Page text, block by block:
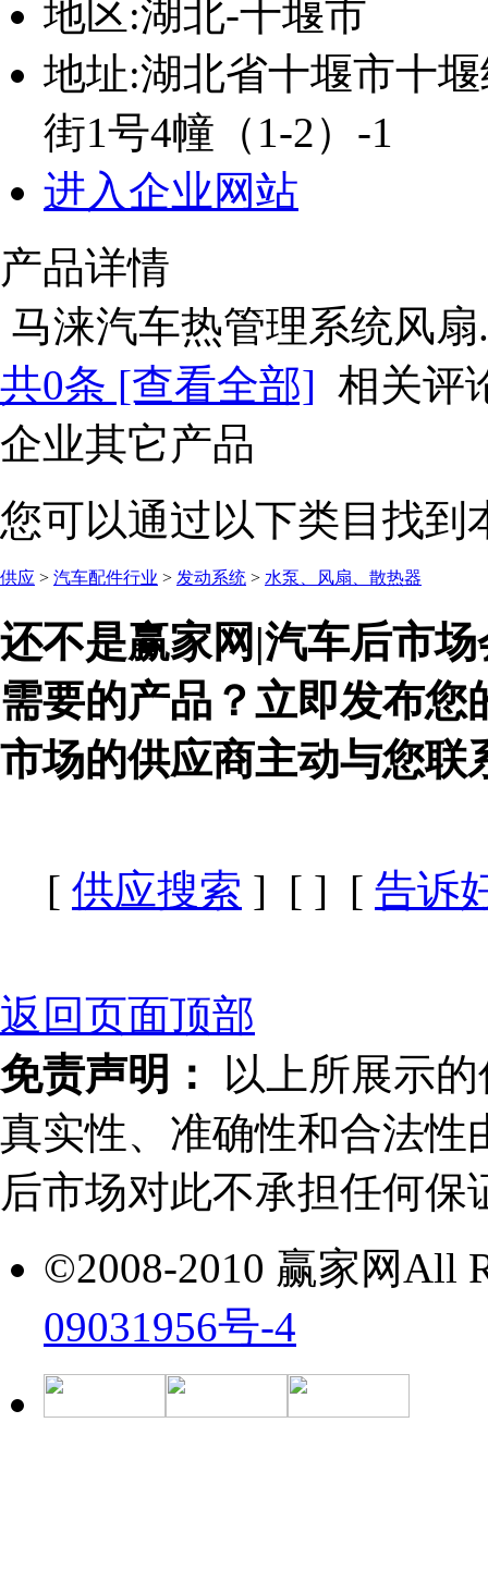
地区:湖北-十堰市
地址:湖北省十堰市十
街1号4幢（1-2）-1
进入企业网站
产品详情
马涞汽车热管理系统风扇
共0条 [查看全部] 相关评
企业其它产品
您可以通过以下类目找到
供应 > 汽车配件行业 > 发动系统 > 水泵、风扇、散热器
还不是赢家网|汽车后市场
需要的产品？立即发布您
市场的供应商主动与您联
[ 供应搜索 ] [ ] [ 告诉
返回页面顶部
免责声明：
以上所展示
真实性、准确性和合法性
后市场对此不承担任何保
©2008-2010 赢家网All
09031956号-4